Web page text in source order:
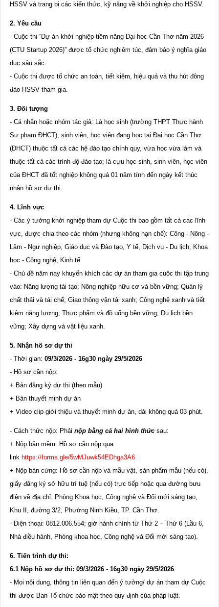
HSSV và trang bị các kiến thức, kỹ năng về khởi nghiệp cho HSSV.
2. Yêu cầu
- Cuộc thi “Dự án khởi nghiệp tiềm năng Đại học Cần Thơ năm 2026
(CTU Startup 2026)” được tổ chức nghiêm túc, đảm bảo ý nghĩa giáo
dục sâu sắc.
- Cuộc thi được tổ chức an toàn, tiết kiệm, hiệu quả và thu hút đông
đảo HSSV tham gia.
3. Đối tượng
- Cá nhân hoặc nhóm tác giả: Là học sinh (trường THPT Thực hành
Sư phạm ĐHCT), sinh viên, học viên đang học tại Đại học Cần Thơ
(ĐHCT) thuộc tất cả các hệ đào tạo chính quy, vừa học vừa làm và
thuộc tất cả các trình độ đào tạo; là cựu học sinh, sinh viên, học viên
của ĐHCT đã tốt nghiệp không quá 01 năm tính đến ngày kết thúc
nhận hồ sơ dự thi.
4. Lĩnh vực
- Các ý tưởng khởi nghiệp tham dự Cuộc thi bao gồm tất cả các lĩnh
vực, được chia theo các nhóm (nhưng không hạn chế): Công - Nông -
Lâm - Ngư nghiệp, Giáo dục và Đào tạo, Y tế, Dịch vụ - Du lịch, Khoa
học - Công nghệ, Kinh tế.
- Chủ đề năm nay khuyến khích các dự án tham gia cuộc thi tập trung
vào: Năng lượng tái tạo; Nông nghiệp hữu cơ và bền vững; Quản lý
chất thải và tái chế; Giao thông vận tải xanh; Công nghệ xanh và tiết
kiệm năng lượng; Thực phẩm và đồ uống bền vững; Du lịch bền
vững; Xây dựng và vật liệu xanh.
5. Nhận hồ sơ dự thi
- Thời gian: 09/3/2026 - 16g30 ngày 29/5/2026
- Hồ sơ cần nộp:
+ Bản đăng ký dự thi (theo mẫu)
+ Bản thuyết minh dự án
+ Video clip giới thiệu và thuyết minh dự án, dài không quá 03 phút.
- Cách thức nộp: Phải nộp bằng cả hai hình thức sau:
+ Nộp bản mềm: Hồ sơ cần nộp qua
link https://forms.gle/5wMJuwk54EDhga3A6
+ Nộp bản cứng: Hồ sơ cần nộp và mẫu vật, sản phẩm mẫu (nếu có),
giấy đăng ký sở hữu trí tuệ (nếu có) trực tiếp hoặc qua đường bưu
điện về địa chỉ: Phòng Khoa học, Công nghệ và Đổi mới sáng tạo,
Khu II, đường 3/2, Phường Ninh Kiều, TP. Cần Thơ.
- Điện thoại: 0812.006.554; giờ hành chính từ Thứ 2 – Thứ 6 (Lầu 6,
Nhà điều hành, Phòng khoa học, Công nghệ và Đổi mới sáng tạo).
6. Tiến trình dự thi:
6.1 Nộp hồ sơ dự thi: 09/3/2026 - 16g30 ngày 29/5/2026
- Mọi nội dung, thông tin liên quan đến ý tưởng/ dự án tham dự Cuộc
thi được Ban Tổ chức bảo mật theo quy định của pháp luật.